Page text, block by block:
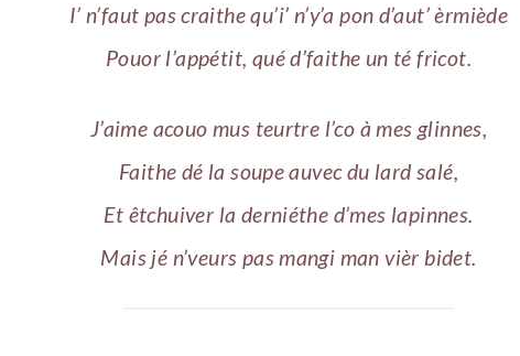
I’ n’faut pas craithe qu’i’ n’y’a pon d’aut’ èrmiède
Pouor l’appétit, qué d’faithe un té fricot.
J’aime acouo mus teurtre l’co à mes glinnes,
Faithe dé la soupe auvec du lard salé,
Et êtchuiver la derniéthe d’mes lapinnes.
Mais jé n’veurs pas mangi man vièr bidet.